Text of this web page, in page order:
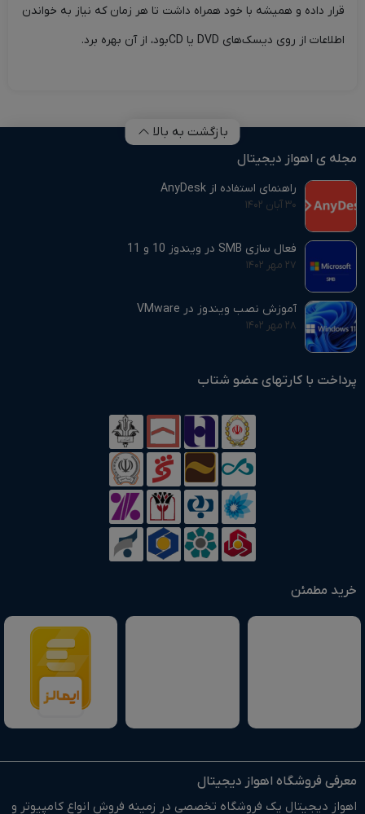
قرار داده و همیشه با خود همراه داشت تا هر زمان که نیاز به خواندن
اطلاعات از روی دیسک‌های DVD یا CDبود، از آن بهره برد.
بازگشت به بالا
مجله ی اهواز دیجیتال
راهنمای استفاده از AnyDesk
۳۰ آبان ۱۴۰۲
فعال سازی SMB در ویندوز 10 و 11
۲۷ مهر ۱۴۰۲
آموزش نصب ویندوز در VMware
۲۸ مهر ۱۴۰۲
پرداخت با کارتهای عضو شتاب
خرید مطمئن
معرفی فروشگاه اهواز دیجیتال
اهواز دیجیتال یک فروشگاه تخصصی در زمینه فروش انواع کامپیوتر و